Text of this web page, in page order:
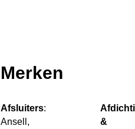
Merken
Afsluiters:
Ansell,
&